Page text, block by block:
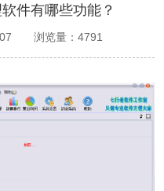
件有哪些功能？
浏览量：4791